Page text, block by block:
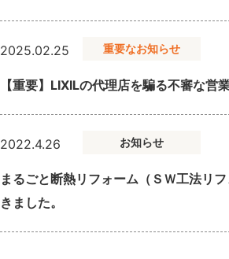
2025.02.25 重要なお知らせ
【重要】LIXILの代理店を騙る不審な営
2022.4.26 お知らせ
まるごと断熱リフォーム（ＳＷ工法リ
きました。